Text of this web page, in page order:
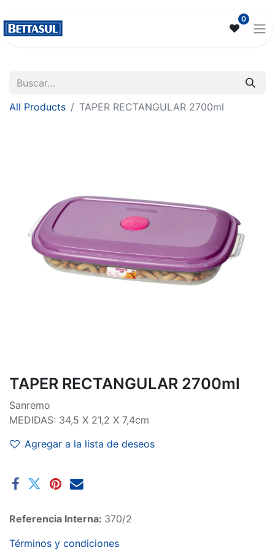
0
All Products TAPER RECTANGULAR 2700ml
TAPER RECTANGULAR 2700ml
Sanremo
MEDIDAS: 34,5 X 21,2 X 7,4cm
Agregar a la lista de deseos
Referencia Interna: 370/2
Términos y condiciones